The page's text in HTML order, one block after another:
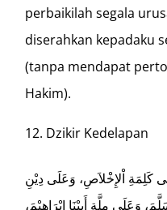
perbaikilah segala
diserahkan kepadaku
(tanpa mendapat
Hakim).
Dzikir Kedelapan
كَلِمَةِ اْلإِخْلاَصِ، وَعَلَى دِيْنِ
وَعَلَى مِلَّةِ أَبِيْنَا إِبْرَاهِيْمَ،